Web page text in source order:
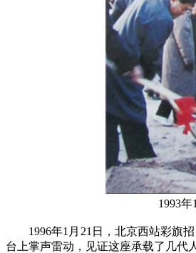
1993
1996年1月21日，北京西站彩旗招
台上掌声雷动，见证这座承载了几代